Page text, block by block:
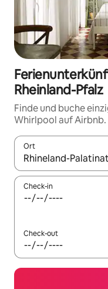
Rheinland-Pfalz
Finde und buche
Whirlpool auf Airbnb.
Ort
Wenn Ergebnisse
Check-in
Check-out